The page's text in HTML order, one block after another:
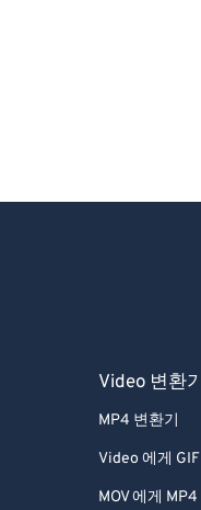
Video 변환기
MP4 변환기
Video 에게 GIF
MOV 에게 MP4